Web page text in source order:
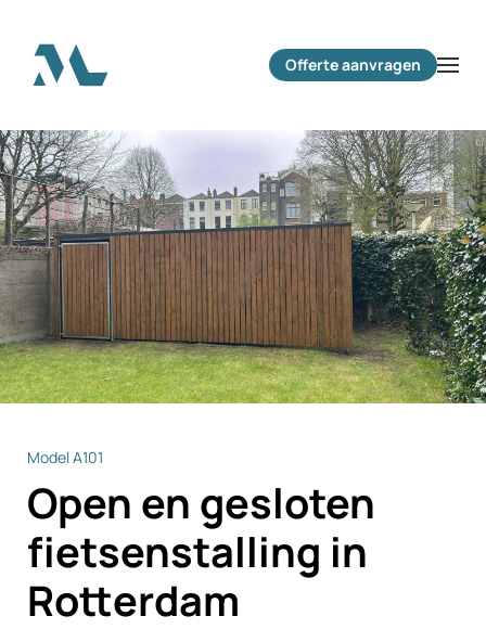
Terug naar hoofdinhoud Offerte aanvragen
Model A101
Open en gesloten
fietsenstalling in
Rotterdam